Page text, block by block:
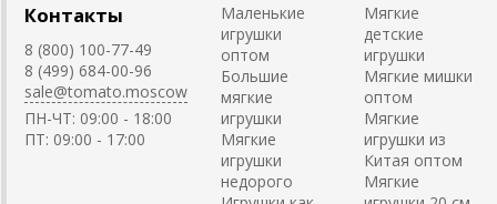
Контакты
8 (800) 100-77-49
8 (499) 684-00-96
sale@tomato.moscow
ПН-ЧТ: 09:00 - 18:00
ПТ: 09:00 - 17:00
Маленькие
игрушки
оптом
Большие
мягкие
игрушки
Мягкие
игрушки
недорого
Мягкие
детские
игрушки
Мягкие мишки
оптом
Мягкие
игрушки из
Китая оптом
Мягкие